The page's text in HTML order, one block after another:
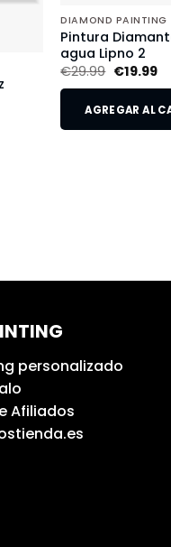
DIAMOND PAINTING
Pintura
agua Lipno 2
€29.99 €19.99
AGREGAR AL
personalizado
Afiliados